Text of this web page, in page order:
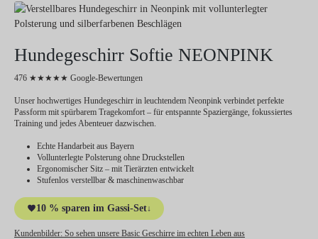
Hundegeschirr Softie NEONPINK
476 ★★★★★ Google-Bewertungen
Unser hochwertiges Hundegeschirr in leuchtendem Neonpink verbindet perfekte
Passform mit spürbarem Tragekomfort – für entspannte Spaziergänge, fokussiertes
Training und jedes Abenteuer dazwischen.
Echte Handarbeit aus Bayern
Vollunterlegte Polsterung ohne Druckstellen
Ergonomischer Sitz – mit Tierärzten entwickelt
Stufenlos verstellbar & maschinenwaschbar
10 % sparen im Gassi-Set↓
Kundenbilder: So sehen unsere Basic Geschirre im echten Leben aus